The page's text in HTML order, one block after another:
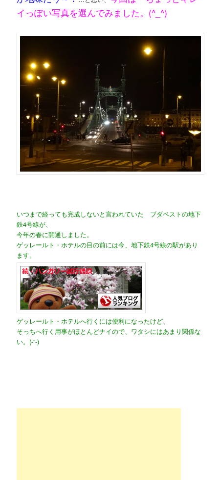
イっぽい写真を選んでみました。(^_^)
いつまで経っても完成しないと言われていた ブダペストの地下
鉄4号線が、
今年の春に開通しました。
ゲッレールト・ホテルの目の前には今、地下鉄4号線の駅があり
ます。
ゲッレールト・ホテルへ行くには便利になったけど、
そっちへ行く用事がほとんどナイので、ワタシにはあまり関係な
い。(-“-)